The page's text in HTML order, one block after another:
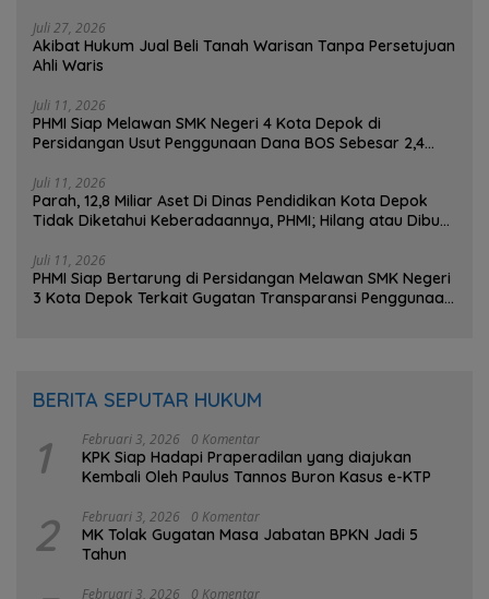
Juli 27, 2026
Akibat Hukum Jual Beli Tanah Warisan Tanpa Persetujuan
Ahli Waris
Juli 11, 2026
PHMI Siap Melawan SMK Negeri 4 Kota Depok di
Persidangan Usut Penggunaan Dana BOS Sebesar 2,4
Juli 11, 2026
Parah, 12,8 Miliar Aset Di Dinas Pendidikan Kota Depok
Tidak Diketahui Keberadaannya, PHMI; Hilang atau Dibuat
Juli 11, 2026
PHMI Siap Bertarung di Persidangan Melawan SMK Negeri
3 Kota Depok Terkait Gugatan Transparansi Penggunaan
BERITA SEPUTAR HUKUM
1 Februari 3, 2026 0 Komentar
KPK Siap Hadapi Praperadilan yang diajukan
Kembali Oleh Paulus Tannos Buron Kasus e-KTP
2 Februari 3, 2026 0 Komentar
MK Tolak Gugatan Masa Jabatan BPKN Jadi 5
Tahun
Februari 3, 2026 0 Komentar